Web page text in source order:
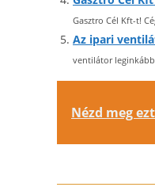
Gasztro Cél Kft-t!
Az ipari
ventilátor
Nézd meg